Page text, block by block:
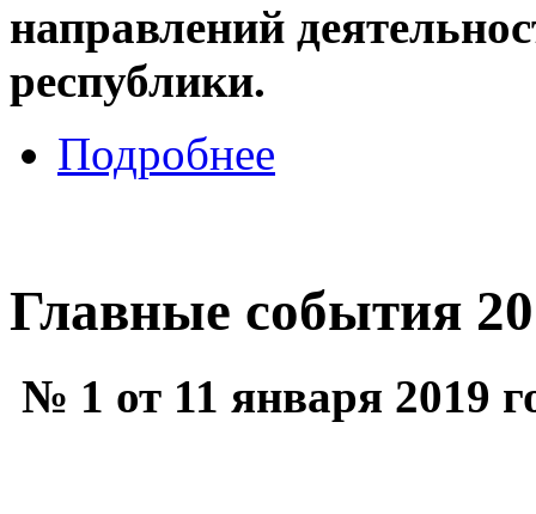
направлений
республики.
Подробнее
Главные события
№ 1 от 11 января 2019